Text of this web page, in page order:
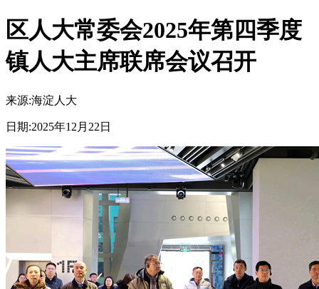
区人大常委会2025年第四季度
镇人大主席联席会议召开
来源:海淀人大
日期:2025年12月22日